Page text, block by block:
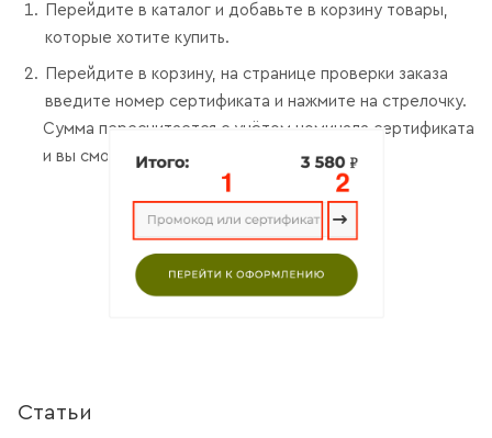
Перейдите в каталог и добавьте в корзину товары,
которые хотите купить.
Перейдите в корзину, на странице проверки заказа
введите номер сертификата и нажмите на стрелочку.
Сумма пересчитается с учётом номинала сертификата
и вы сможете оформить заказ.
Статьи